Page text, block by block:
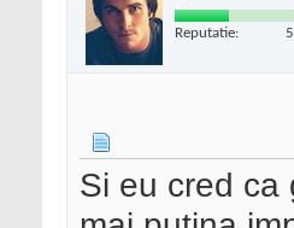
Reputatie:
Si eu cred ca